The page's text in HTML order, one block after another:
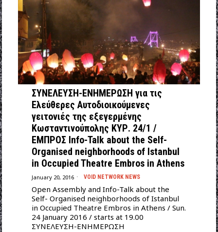
ΣΥΝΕΛΕΥΣΗ-ΕΝΗΜΕΡΩΣΗ για τις
Ελεύθερες Αυτοδιοικούμενες
γειτονιές της εξεγερμένης
Κωσταντινούπολης ΚΥΡ. 24/1 /
ΕΜΠΡΟΣ Info-Talk about the Self-
Organised neighborhoods of Istanbul
in Occupied Theatre Embros in Athens
January 20, 2016 VOID NETWORK NEWS
Open Assembly and Info-Talk about the
Self- Organised neighborhoods of Istanbul
in Occupied Theatre Embros in Athens / Sun.
24 January 2016 / starts at 19.00
ΣΥΝΕΛΕΥΣΗ-ΕΝΗΜΕΡΩΣΗ